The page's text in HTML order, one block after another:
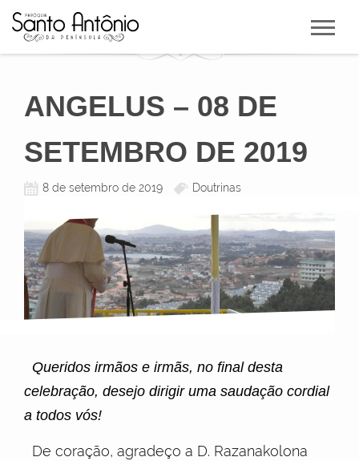
ANGELUS – 08 DE
SETEMBRO DE 2019
8 de setembro de 2019 Doutrinas
Queridos irmãos e irmãs, no final desta
celebração, desejo dirigir uma saudação cordial
a todos vós!
De coração, agradeço a D. Razanakolona